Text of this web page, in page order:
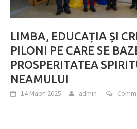
LIMBA, EDUCAȚIA ȘI
PILONI PE CARE SE
PROSPERITATEA
NEAMULUI
14 Март 2025 admin